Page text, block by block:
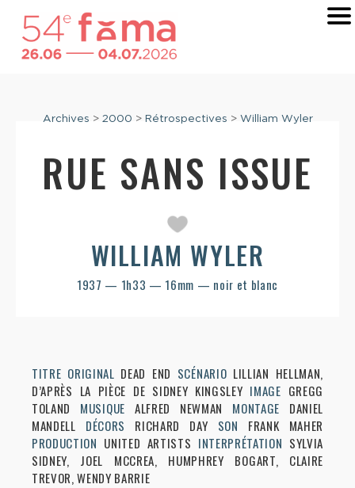
Archives > 2000 > Rétrospectives > William Wyler
RUE SANS ISSUE
WILLIAM WYLER
1937 — 1h33 — 16mm — noir et blanc
TITRE ORIGINAL DEAD END SCÉNARIO LILLIAN HELLMAN,
D’APRÈS LA PIÈCE DE SIDNEY KINGSLEY IMAGE GREGG
TOLAND MUSIQUE ALFRED NEWMAN MONTAGE DANIEL
MANDELL DÉCORS RICHARD DAY SON FRANK MAHER
PRODUCTION UNITED ARTISTS INTERPRÉTATION SYLVIA
SIDNEY, JOEL MCCREA, HUMPHREY BOGART, CLAIRE
TREVOR, WENDY BARRIE